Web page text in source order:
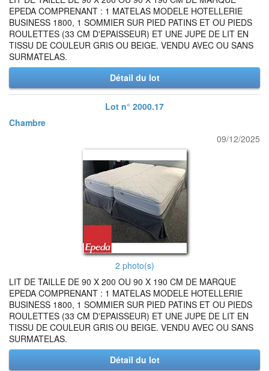
EPEDA COMPRENANT : 1 MATELAS MODELE HOTELLERIE
BUSINESS 1800, 1 SOMMIER SUR PIED PATINS ET OU PIEDS
ROULETTES (33 CM D'EPAISSEUR) ET UNE JUPE DE LIT EN
TISSU DE COULEUR GRIS OU BEIGE. VENDU AVEC OU SANS
SURMATELAS.
Détail du lot
Lot n° 2000.17
Chambre
09/12/2025
2 photo(s)
LIT DE TAILLE DE 90 X 200 OU 90 X 190 CM DE MARQUE
EPEDA COMPRENANT : 1 MATELAS MODELE HOTELLERIE
BUSINESS 1800, 1 SOMMIER SUR PIED PATINS ET OU PIEDS
ROULETTES (33 CM D'EPAISSEUR) ET UNE JUPE DE LIT EN
TISSU DE COULEUR GRIS OU BEIGE. VENDU AVEC OU SANS
SURMATELAS.
Détail du lot